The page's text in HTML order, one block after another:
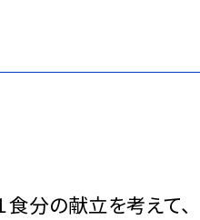
分の献立を考えて、